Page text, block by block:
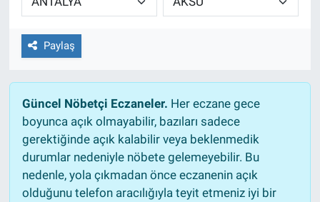
Paylaş
Güncel Nöbetçi Eczaneler. Her eczane gece
boyunca açık olmayabilir, bazıları sadece
gerektiğinde açık kalabilir veya beklenmedik
durumlar nedeniyle nöbete gelemeyebilir. Bu
nedenle, yola çıkmadan önce eczanenin açık
olduğunu telefon aracılığıyla teyit etmeniz iyi bir